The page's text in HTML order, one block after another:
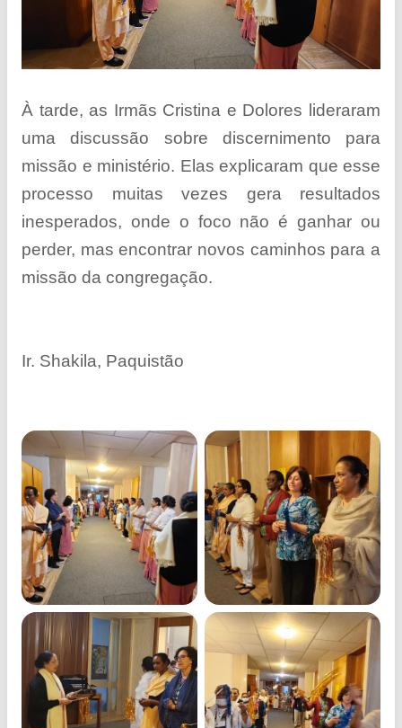
À tarde, as Irmãs Cristina e Dolores lideraram
uma discussão sobre discernimento para
missão e ministério. Elas explicaram que esse
processo muitas vezes gera resultados
inesperados, onde o foco não é ganhar ou
perder, mas encontrar novos caminhos para a
missão da congregação.
Ir. Shakila, Paquistão